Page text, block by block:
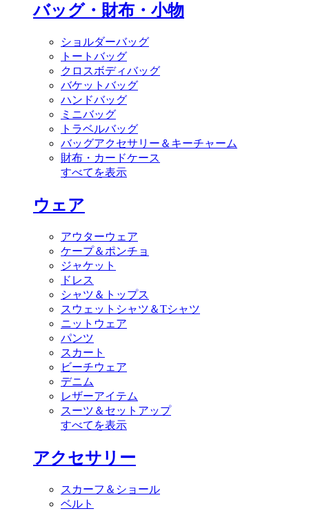
バッグ・財布・小物
ショルダーバッグ
トートバッグ
クロスボディバッグ
バケットバッグ
ハンドバッグ
ミニバッグ
トラベルバッグ
バッグアクセサリー＆キーチャーム
財布・カードケース
すべてを表示
ウェア
アウターウェア
ケープ＆ポンチョ
ジャケット
ドレス
シャツ＆トップス
スウェットシャツ＆Tシャツ
ニットウェア
パンツ
スカート
ビーチウェア
デニム
レザーアイテム
スーツ＆セットアップ
すべてを表示
アクセサリー
スカーフ＆ショール
ベルト